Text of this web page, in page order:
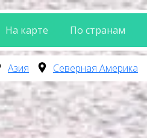
На карте По странам
Азия Северная Америка